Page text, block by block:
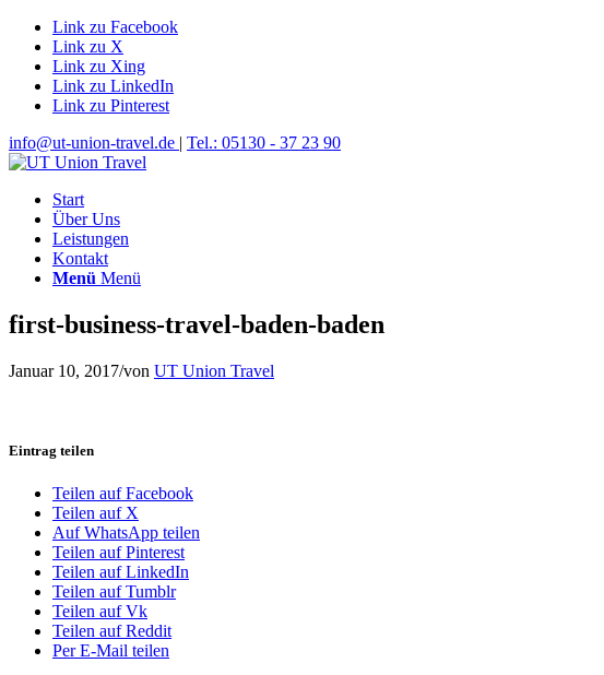
Link zu Facebook
Link zu X
Link zu Xing
Link zu LinkedIn
Link zu Pinterest
info@ut-union-travel.de | Tel.: 05130 - 37 23 90
Start
Über Uns
Leistungen
Kontakt
Menü Menü
first-business-travel-baden-baden
Januar 10, 2017/von UT Union Travel
Eintrag teilen
Teilen auf Facebook
Teilen auf X
Auf WhatsApp teilen
Teilen auf Pinterest
Teilen auf LinkedIn
Teilen auf Tumblr
Teilen auf Vk
Teilen auf Reddit
Per E-Mail teilen